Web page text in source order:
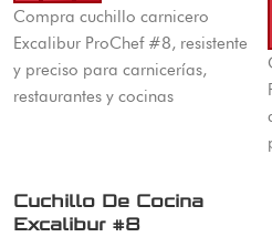
Compra cuchillo carnicero
Excalibur ProChef #8, resistente
y preciso para carnicerías,
restaurantes y cocinas
Cuchillo De Cocina
Excalibur #8